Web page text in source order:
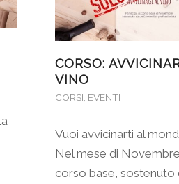
CORSO:
VINO
CORSI EVENTI
Vuoi avvicinarti al
Nel mese di
corso base, sostenuto